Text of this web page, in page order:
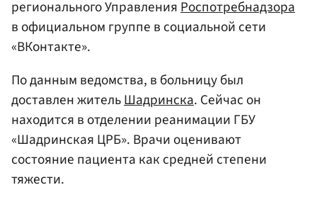
регионального УправленияРоспотребнадзора
в официальном группе в социальной сети
«ВКонтакте».
По данным ведомства, в больницу был
доставлен жительШадринска. Сейчас он
находится в отделении реанимации ГБУ
«Шадринская ЦРБ». Врачи оценивают
состояние пациента как средней степени
тяжести.